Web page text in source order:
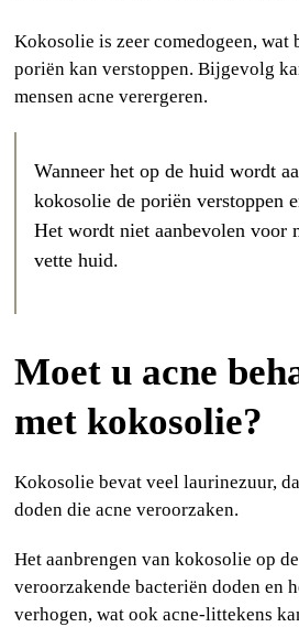
Kokosolie is zeer comedogeen, wat
poriën kan verstoppen. Bijgevolg
mensen acne verergeren.
Wanneer het op de huid wordt
kokosolie de poriën verstoppen
Het wordt niet aanbevolen voor
vette huid.
Moet u acne
met kokosolie?
Kokosolie bevat veel laurinezuur,
doden die acne veroorzaken.
Het aanbrengen van kokosolie op
veroorzakende bacteriën doden en
verhogen, wat ook acne-littekens